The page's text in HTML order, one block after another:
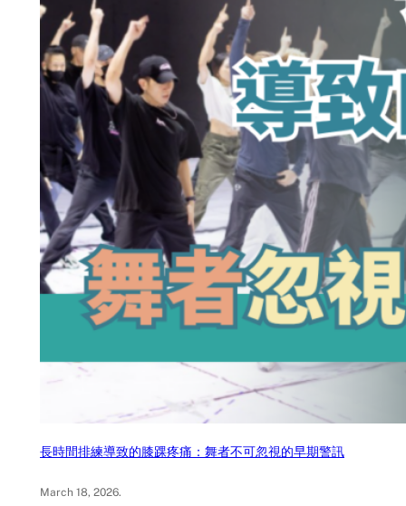
長時間排練導致的膝踝疼痛：舞者不可忽視的早期警訊
March 18, 2026.